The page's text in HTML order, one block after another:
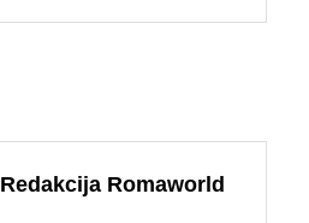
Redakcija Romaworld